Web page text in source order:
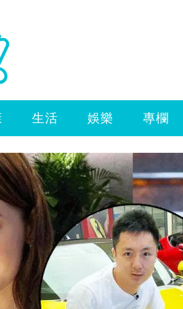
生活 娛樂 專欄